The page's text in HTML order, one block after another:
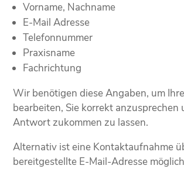
Vorname, Nachname
E-Mail Adresse
Telefonnummer
Praxisname
Fachrichtung
Wir benötigen diese Angaben, um
bearbeiten, Sie korrekt anzusprechen
Antwort zukommen zu lassen.
Alternativ ist eine Kontaktaufnahme
bereitgestellte E-Mail-Adresse